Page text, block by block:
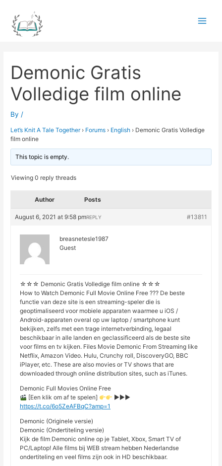
content
Demonic Gratis
Volledige film online
By /
Let’s Knit A Tale Together › Forums › English › Demonic Gratis Volledige
film online
This topic is empty.
Viewing 0 reply threads
Author Posts
August 6, 2021 at 9:58 pm #13811
REPLY
breasnetesle1987
Guest
☆☆☆ Demonic Gratis Volledige film online ☆☆☆
How to Watch Demonic Full Movie Online Free ??? De beste
functie van deze site is een streaming-speler die is
geoptimaliseerd voor mobiele apparaten waarmee u iOS /
Android-apparaten overal op uw laptop / smartphone kunt
bekijken, zelfs met een trage internetverbinding, legaal
beschikbaar in alle landen en geclassificeerd als de beste site
voor films en tv kijken. Files Movie Demonic From Streaming like
Netflix, Amazon Video. Hulu, Crunchy roll, DiscoveryGO, BBC
iPlayer, etc. These are also movies or TV shows that are
downloaded through online distribution sites, such as iTunes.
Demonic Full Movies Online Free
[Een klik om af te spelen]
►►►
https://t.co/6o5ZeAFBqC?amp=1
Demonic (Originele versie)
Demonic (Ondertiteling versie)
Kijk de film Demonic online op je Tablet, Xbox, Smart TV of
PC/Laptop! Alle films bij WEB stream hebben Nederlandse
ondertiteling en veel films zijn ook in HD beschikbaar.